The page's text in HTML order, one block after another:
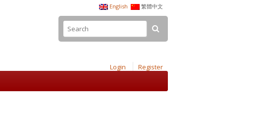
English 繁體中文
Login Register